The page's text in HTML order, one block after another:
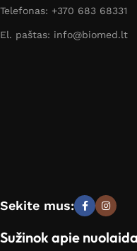
Telefonas: +370 683 68331
El. paštas: info@biomed.lt
Sekite mus:
Sužinok apie